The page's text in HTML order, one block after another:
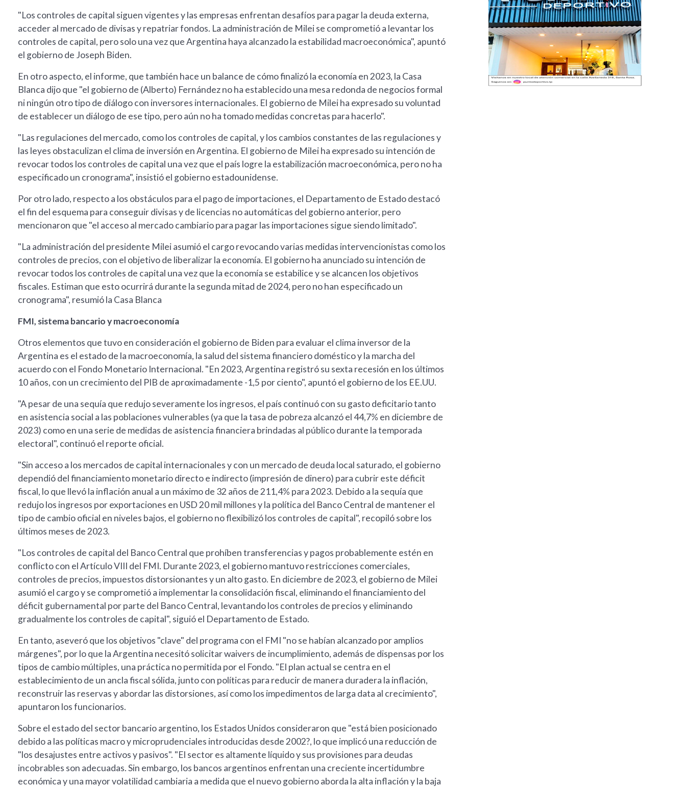
"Los controles de capital siguen vigentes y las empresas enfrentan desafíos para pagar la deuda externa,
acceder al mercado de divisas y repatriar fondos. La administración de Milei se comprometió a levantar los
controles de capital, pero solo una vez que Argentina haya alcanzado la estabilidad macroeconómica", apuntó
el gobierno de Joseph Biden.
En otro aspecto, el informe, que también hace un balance de cómo finalizó la economía en 2023, la Casa
Blanca dijo que "el gobierno de (Alberto) Fernández no ha establecido una mesa redonda de negocios formal
ni ningún otro tipo de diálogo con inversores internacionales. El gobierno de Milei ha expresado su voluntad
de establecer un diálogo de ese tipo, pero aún no ha tomado medidas concretas para hacerlo".
"Las regulaciones del mercado, como los controles de capital, y los cambios constantes de las regulaciones y
las leyes obstaculizan el clima de inversión en Argentina. El gobierno de Milei ha expresado su intención de
revocar todos los controles de capital una vez que el país logre la estabilización macroeconómica, pero no ha
especificado un cronograma", insistió el gobierno estadounidense.
Por otro lado, respecto a los obstáculos para el pago de importaciones, el Departamento de Estado destacó
el fin del esquema para conseguir divisas y de licencias no automáticas del gobierno anterior, pero
mencionaron que "el acceso al mercado cambiario para pagar las importaciones sigue siendo limitado".
"La administración del presidente Milei asumió el cargo revocando varias medidas intervencionistas como los
controles de precios, con el objetivo de liberalizar la economía. El gobierno ha anunciado su intención de
revocar todos los controles de capital una vez que la economía se estabilice y se alcancen los objetivos
fiscales. Estiman que esto ocurrirá durante la segunda mitad de 2024, pero no han especificado un
cronograma", resumió la Casa Blanca
FMI, sistema bancario y macroeconomía
Otros elementos que tuvo en consideración el gobierno de Biden para evaluar el clima inversor de la
Argentina es el estado de la macroeconomía, la salud del sistema financiero doméstico y la marcha del
acuerdo con el Fondo Monetario Internacional. "En 2023, Argentina registró su sexta recesión en los últimos
10 años, con un crecimiento del PIB de aproximadamente -1,5 por ciento", apuntó el gobierno de los EE.UU.
"A pesar de una sequía que redujo severamente los ingresos, el país continuó con su gasto deficitario tanto
en asistencia social a las poblaciones vulnerables (ya que la tasa de pobreza alcanzó el 44,7% en diciembre de
2023) como en una serie de medidas de asistencia financiera brindadas al público durante la temporada
electoral", continuó el reporte oficial.
"Sin acceso a los mercados de capital internacionales y con un mercado de deuda local saturado, el gobierno
dependió del financiamiento monetario directo e indirecto (impresión de dinero) para cubrir este déficit
fiscal, lo que llevó la inflación anual a un máximo de 32 años de 211,4% para 2023. Debido a la sequía que
redujo los ingresos por exportaciones en USD 20 mil millones y la política del Banco Central de mantener el
tipo de cambio oficial en niveles bajos, el gobierno no flexibilizó los controles de capital", recopiló sobre los
últimos meses de 2023.
"Los controles de capital del Banco Central que prohíben transferencias y pagos probablemente estén en
conflicto con el Artículo VIII del FMI. Durante 2023, el gobierno mantuvo restricciones comerciales,
controles de precios, impuestos distorsionantes y un alto gasto. En diciembre de 2023, el gobierno de Milei
asumió el cargo y se comprometió a implementar la consolidación fiscal, eliminando el financiamiento del
déficit gubernamental por parte del Banco Central, levantando los controles de precios y eliminando
gradualmente los controles de capital", siguió el Departamento de Estado.
En tanto, aseveró que los objetivos "clave" del programa con el FMI "no se habían alcanzado por amplios
márgenes", por lo que la Argentina necesitó solicitar waivers de incumplimiento, además de dispensas por los
tipos de cambio múltiples, una práctica no permitida por el Fondo. "El plan actual se centra en el
establecimiento de un ancla fiscal sólida, junto con políticas para reducir de manera duradera la inflación,
reconstruir las reservas y abordar las distorsiones, así como los impedimentos de larga data al crecimiento",
apuntaron los funcionarios.
Sobre el estado del sector bancario argentino, los Estados Unidos consideraron que "está bien posicionado
debido a las políticas macro y microprudenciales introducidas desde 2002?, lo que implicó una reducción de
"los desajustes entre activos y pasivos". "El sector es altamente líquido y sus provisiones para deudas
incobrables son adecuadas. Sin embargo, los bancos argentinos enfrentan una creciente incertidumbre
económica y una mayor volatilidad cambiaria a medida que el nuevo gobierno aborda la alta inflación y la baja